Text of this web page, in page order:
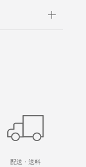
配送・送料